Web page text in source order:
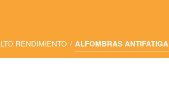
RENDIMIENTO / ALFOMBRAS ANTIFATIGA